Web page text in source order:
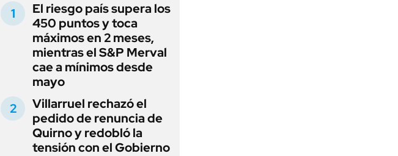
El riesgo país supera los
450 puntos y toca
máximos en 2 meses,
mientras el S&P Merval
cae a mínimos desde
mayo
Villarruel rechazó el
pedido de renuncia de
Quirno y redobló la
tensión con el Gobierno